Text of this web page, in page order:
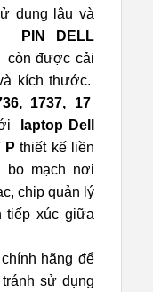
dụng lâu và
PIN DELL
còn được cải
kích thước.
1737, 17
laptop Dell
Pthiết kế liền
bo mạch nơi
chip quản lý
tiếp xúc giữa
chính hãng để
sử dụng